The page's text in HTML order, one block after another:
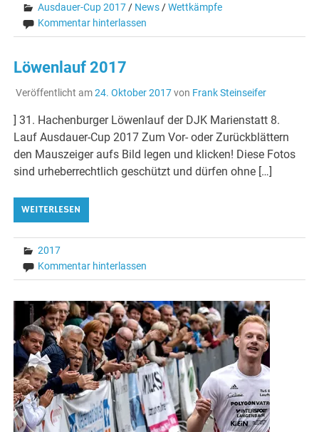
Ausdauer-Cup 2017 / News /Wettkämpfe
Kommentar hinterlassen
Löwenlauf 2017
Veröffentlicht am24. Oktober 2017von Frank Steinseifer
] 31. Hachenburger Löwenlauf der DJK Marienstatt 8.
Lauf Ausdauer-Cup 2017 Zum Vor- oder Zurückblättern
den Mauszeiger aufs Bild legen und klicken! Diese Fotos
sind urheberrechtlich geschützt und dürfen ohne […]
WEITERLESEN
2017
Kommentar hinterlassen